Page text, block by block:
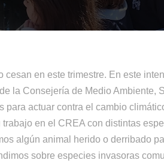
cesan en este trimestre. En este
la Consejería de Medio Ambiente,
actuar contra el cambio
en el CREA con distintas
algún animal herido o derribado
sobre especies invasoras